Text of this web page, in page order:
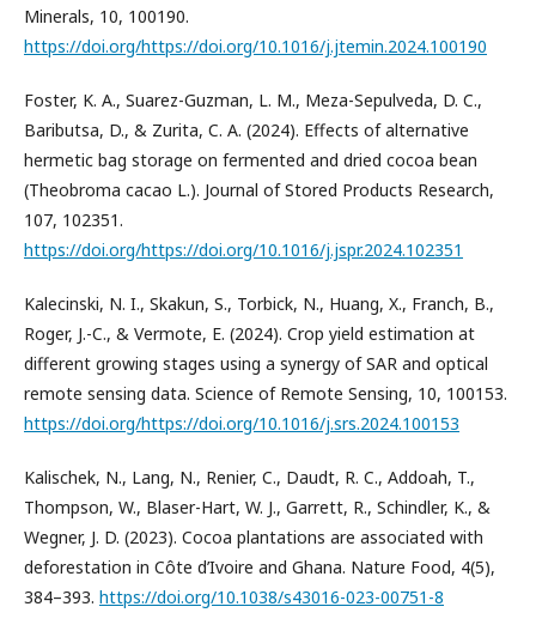
Minerals, 10, 100190.
https://doi.org/https://doi.org/10.1016/j.jtemin.2024.100190
Foster, K. A., Suarez-Guzman, L. M., Meza-Sepulveda, D. C.,
Baributsa, D., & Zurita, C. A. (2024). Effects of alternative
hermetic bag storage on fermented and dried cocoa bean
(Theobroma cacao L.). Journal of Stored Products Research,
107, 102351.
https://doi.org/https://doi.org/10.1016/j.jspr.2024.102351
Kalecinski, N. I., Skakun, S., Torbick, N., Huang, X., Franch, B.,
Roger, J.-C., & Vermote, E. (2024). Crop yield estimation at
different growing stages using a synergy of SAR and optical
remote sensing data. Science of Remote Sensing, 10, 100153.
https://doi.org/https://doi.org/10.1016/j.srs.2024.100153
Kalischek, N., Lang, N., Renier, C., Daudt, R. C., Addoah, T.,
Thompson, W., Blaser-Hart, W. J., Garrett, R., Schindler, K., &
Wegner, J. D. (2023). Cocoa plantations are associated with
deforestation in Côte d’Ivoire and Ghana. Nature Food, 4(5),
384–393. https://doi.org/10.1038/s43016-023-00751-8